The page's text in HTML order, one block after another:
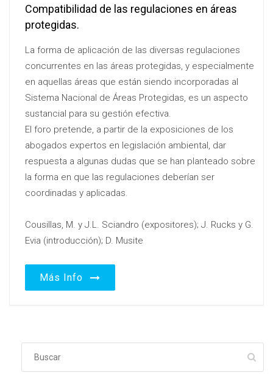
Compatibilidad de las regulaciones en áreas
protegidas.
La forma de aplicación de las diversas regulaciones
concurrentes en las áreas protegidas, y especialmente
en aquellas áreas que están siendo incorporadas al
Sistema Nacional de Áreas Protegidas, es un aspecto
sustancial para su gestión efectiva.
El foro pretende, a partir de la exposiciones de los
abogados expertos en legislación ambiental, dar
respuesta a algunas dudas que se han planteado sobre
la forma en que las regulaciones deberían ser
coordinadas y aplicadas.
Cousillas, M. y J.L. Sciandro (expositores); J. Rucks y G.
Evia (introducción); D. Musite
Más Info